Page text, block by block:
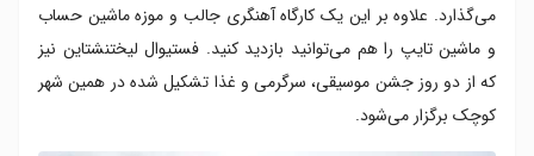
می‌گذارد. علاوه بر این یک کارگاه آهنگری جالب و موزه ماشین حساب
و ماشین تایپ را هم می‌توانید بازدید کنید. فستیوال لیختنشتاین نیز
که از دو روز جشن موسیقی، سرگرمی و غذا تشکیل شده در همین شهر
کوچک برگزار می‌شود.